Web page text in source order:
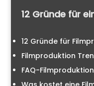
12 Gründe für
12 Gründe für
Filmproduktion
FAQ-Filmproduktion